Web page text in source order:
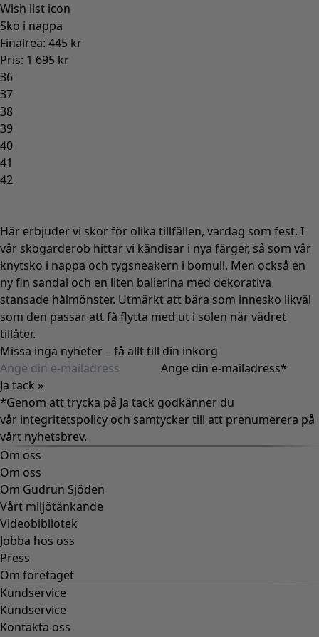
Wish list icon
Sko i nappa
Finalrea: 445 kr
Pris: 1 695 kr
36
37
38
39
40
41
42
Här erbjuder vi skor för olika tillfällen, vardag som fest. I
vår skogarderob hittar vi kändisar i nya färger, så som vår
knytsko i nappa och tygsneakern i bomull. Men också en
ny fin sandal och en liten ballerina med dekorativa
stansade hålmönster. Utmärkt att bära som innesko likväl
som den passar att få flytta med ut i solen när vädret
tillåter.
Missa inga nyheter – få allt till din inkorg
Ange din e-mailadress*
Ja tack »
*Genom att trycka på Ja tack godkänner du
vår integritetspolicy och samtycker till att prenumerera på
vårt nyhetsbrev.
Om oss
Om oss
Om Gudrun Sjöden
Vårt miljötänkande
Videobibliotek
Jobba hos oss
Press
Om företaget
Kundservice
Kundservice
Kontakta oss